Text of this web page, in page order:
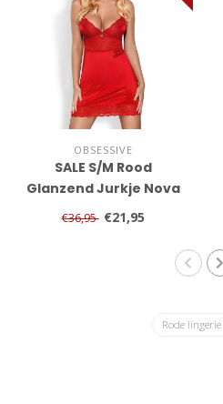
OBSESSIVE
SALE S/M Rood
Glanzend Jurkje Nova
Lovica
€36,95 €21,95
Rode lingerie